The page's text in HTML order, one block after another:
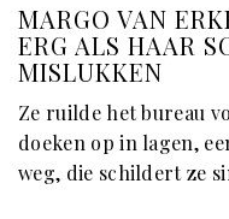
MARGO VAN
ERG ALS HAAR
MISLUKKEN
Ze ruilde het bureau
doeken op in lagen,
weg, die schildert ze